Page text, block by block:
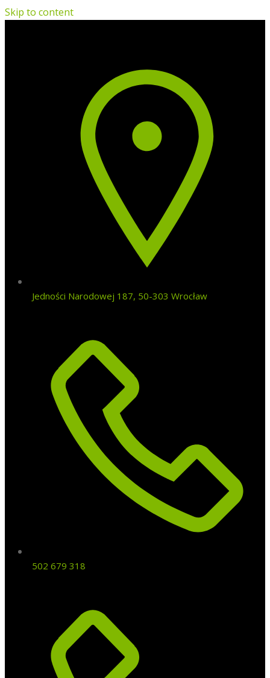
Skip to content
Jedności Narodowej 187, 50-303 Wrocław
502 679 318